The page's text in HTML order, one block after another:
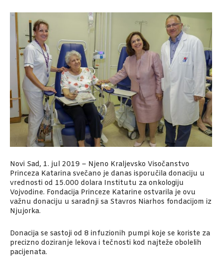
Novi Sad, 1. jul 2019 – Njeno Kraljevsko Visočanstvo
Princeza Katarina svečano je danas isporučila donaciju u
vrednosti od 15.000 dolara Institutu za onkologiju
Vojvodine. Fondacija Princeze Katarine ostvarila je ovu
važnu donaciju u saradnji sa Stavros Niarhos fondacijom iz
Njujorka.
Donacija se sastoji od 8 infuzionih pumpi koje se koriste za
precizno doziranje lekova i tečnosti kod najteže obolelih
pacijenata.